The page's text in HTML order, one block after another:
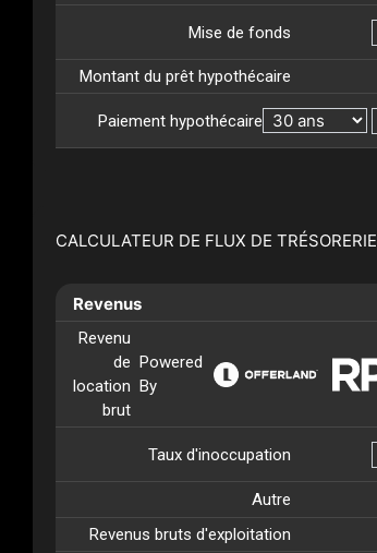
Mise de fonds
Montant du prêt hypothécaire
Paiement hypothécaire
CALCULATEUR DE FLUX DE TRÉSORERIE
Revenus
Revenu
de
location
brut
Powered
By
Taux d'inoccupation
Autre
Revenus bruts d'exploitation